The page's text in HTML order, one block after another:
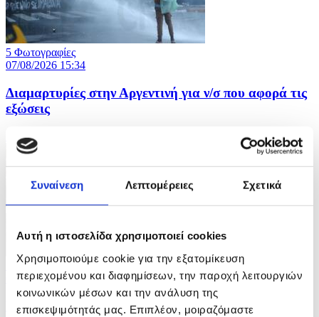
Συναίνεση Λεπτομέρειες Σχετικά
Αυτή η ιστοσελίδα χρησιμοποιεί cookies
Χρησιμοποιούμε cookie για την εξατομίκευση
περιεχομένου και διαφημίσεων, την παροχή λειτουργιών
κοινωνικών μέσων και την ανάλυση της
επισκεψιμότητάς μας. Επιπλέον, μοιραζόμαστε
5 Φωτογραφίες
07/08/2026 15:34
Διαμαρτυρίες στην Αργεντινή για ν/σ που αφορά τις
εξώσεις
ID: 10707033
7 Φωτογραφίες
07/08/2026 15:20
Καύσωνας πλήττει την Ιαπωνία